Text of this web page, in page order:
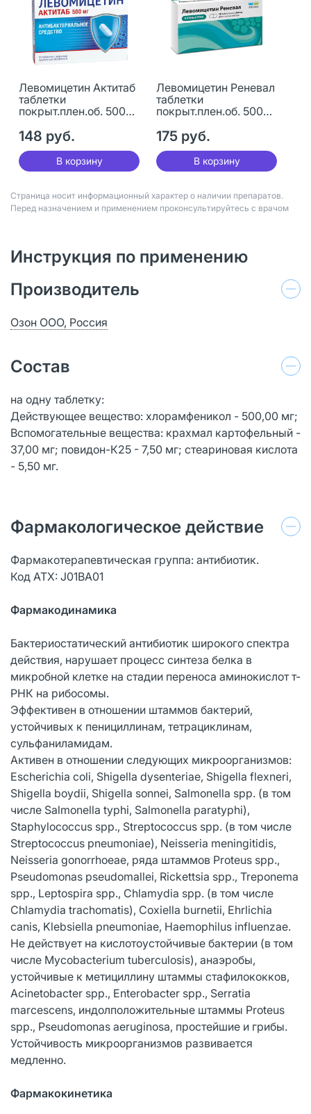
Левомицетин Актитаб
таблетки
покрыт.плен.об. 500
148 руб.
В корзину
Левомицетин Реневал
таблетки
покрыт.плен.об. 500
175 руб.
В корзину
Страница носит информационный характер о наличии препаратов.
Перед назначением и применением проконсультируйтесь с врачом
Инструкция по применению
Производитель
Озон ООО, Россия
Состав
на одну таблетку:
Действующее вещество: хлорамфеникол - 500,00 мг;
Вспомогательные вещества: крахмал картофельный -
37,00 мг; повидон-К25 - 7,50 мг; стеариновая кислота
- 5,50 мг.
Фармакологическое действие
Фармакотерапевтическая группа: антибиотик.
Код ATX: J01BA01
Фармакодинамика
Бактериостатический антибиотик широкого спектра
действия, нарушает процесс синтеза белка в
микробной клетке на стадии переноса аминокислот т-
РНК на рибосомы.
Эффективен в отношении штаммов бактерий,
устойчивых к пенициллинам, тетрациклинам,
сульфаниламидам.
Активен в отношении следующих микроорганизмов:
Escherichia coli, Shigella dysenteriae, Shigella flexneri,
Shigella boydii, Shigella sonnei, Salmonella spp. (в том
числе Salmonella typhi, Salmonella paratyphi),
Staphylococcus spp., Streptococcus spp. (в том числе
Streptococcus pneumoniae), Neisseria meningitidis,
Neisseria gonorrhoeae, ряда штаммов Proteus spp.,
Pseudomonas pseudomallei, Rickettsia spp., Treponema
spp., Leptospira spp., Chlamydia spp. (в том числе
Chlamydia trachomatis), Coxiella burnetii, Ehrlichia
canis, Klebsiella pneumoniae, Haemophilus influenzae.
Не действует на кислотоустойчивые бактерии (в том
числе Mycobacterium tuberculosis), анаэробы,
устойчивые к метициллину штаммы стафилококков,
Acinetobacter spp., Enterobacter spp., Serratia
marcescens, индолположительные штаммы Proteus
spp., Pseudomonas aeruginosa, простейшие и грибы.
Устойчивость микроорганизмов развивается
медленно.
Фармакокинетика